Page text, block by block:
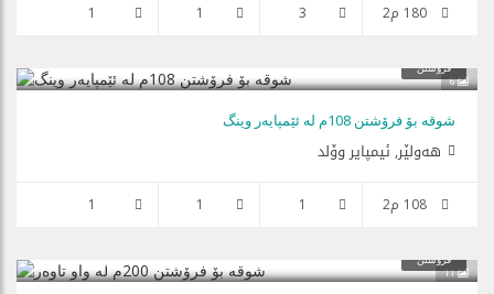
180 م2 3
1
1
6
فرۆشتن
شوقە بۆ فرۆشتن 108م لە ئێمپایەر وینگ
هه‌ولێر, ئیمپایر وۆلد
108 م2 1
1
1
11
فرۆشتن $140,000